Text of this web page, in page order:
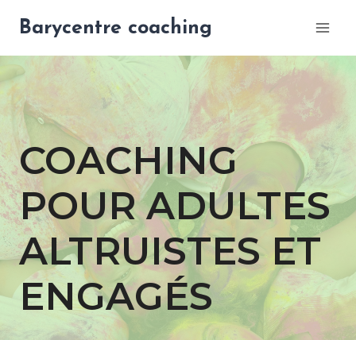
contenu
Barycentre coaching
COACHING
POUR ADULTES
ALTRUISTES ET
ENGAGÉS